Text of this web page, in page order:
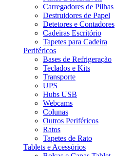
Carregadores de Pilhas
Destruidores de Papel
Detetores e Contadores
Cadeiras Escritório
Tapetes para Cadeira
Periféricos
Bases de Refrigeração
Teclados e Kits
Transporte
UPS
Hubs USB
Webcams
Colunas
Outros Periféricos
Ratos
Tapetes de Rato
Tablets e Acessórios